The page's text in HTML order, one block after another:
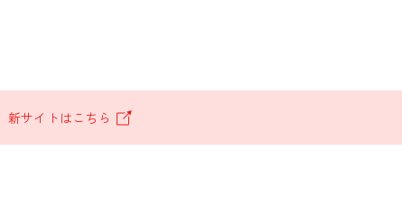
新サイトはこちら